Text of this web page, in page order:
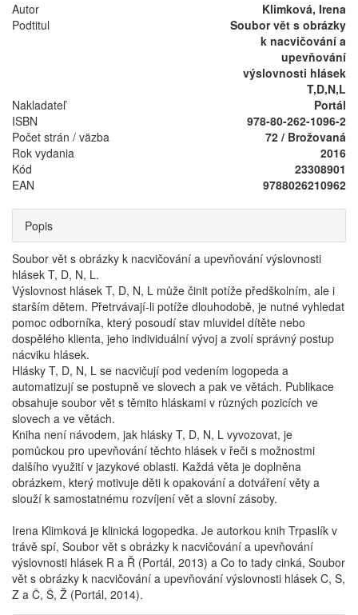
Autor
Klimková, Irena
Podtitul
Soubor vět s obrázky
k nacvičování a
upevňování
výslovnosti hlásek
T,D,N,L
Nakladateľ
Portál
ISBN
978-80-262-1096-2
Počet strán / väzba
72 / Brožovaná
Rok vydania
2016
Kód
23308901
EAN
9788026210962
Popis
Soubor vět s obrázky k nacvičování a upevňování výslovnosti
hlásek T, D, N, L.
Výslovnost hlásek T, D, N, L může činit potíže předškolním, ale i
starším dětem. Přetrvávají-li potíže dlouhodobě, je nutné vyhledat
pomoc odborníka, který posoudí stav mluvidel dítěte nebo
dospělého klienta, jeho individuální vývoj a zvolí správný postup
nácviku hlásek.
Hlásky T, D, N, L se nacvičují pod vedením logopeda a
automatizují se postupně ve slovech a pak ve větách. Publikace
obsahuje soubor vět s těmito hláskami v různých pozicích ve
slovech a ve větách.
Kniha není návodem, jak hlásky T, D, N, L vyvozovat, je
pomůckou pro upevňování těchto hlásek v řeči s možnostmi
dalšího využití v jazykové oblasti. Každá věta je doplněna
obrázkem, který motivuje děti k opakování a dotváření věty a
slouží k samostatnému rozvíjení vět a slovní zásoby.
Irena Klimková je klinická logopedka. Je autorkou knih Trpaslík v
trávě spí, Soubor vět s obrázky k nacvičování a upevňování
výslovnosti hlásek R a Ř (Portál, 2013) a Co to tady cinká, Soubor
vět s obrázky k nacvičování a upevňování výslovnosti hlásek C, S,
Z a Č, Š, Ž (Portál, 2014).